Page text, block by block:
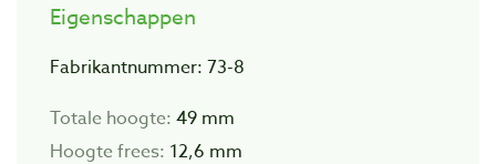
Eigenschappen
Fabrikantnummer: 73-8
Totale hoogte: 49 mm
Hoogte frees: 12,6 mm